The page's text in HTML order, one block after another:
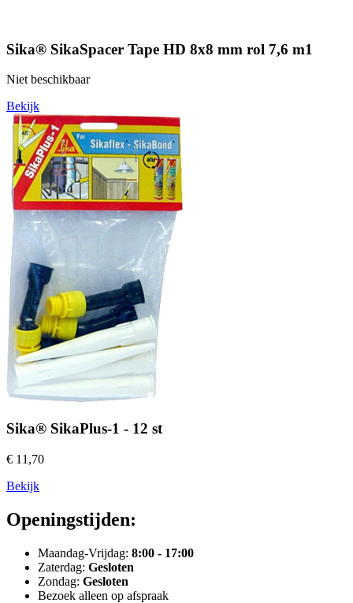
Sika® SikaSpacer Tape HD 8x8 mm rol 7,6 m1
Niet beschikbaar
Bekijk
Sika® SikaPlus-1 - 12 st
€ 11,70
Bekijk
Openingstijden:
Maandag-Vrijdag: 8:00 - 17:00
Zaterdag: Gesloten
Zondag: Gesloten
Bezoek alleen op afspraak